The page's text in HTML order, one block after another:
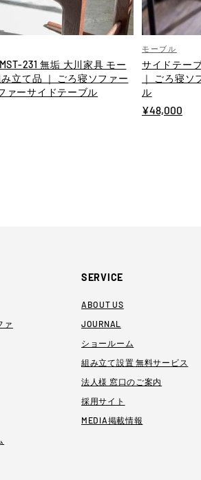
231 無垢 大川家具 モー
立て品 ｜ ごろ寝ソファー
ァーサイドテーブル
モーブル
サイドテー
｜ ごろ寝
ル
¥48,000
ァ
SERVICE
ABOUT US
JOURNAL
ショールーム
組み立て設置 無料サービス
法人様 窓口のご案内
採用サイト
MEDIA掲載情報